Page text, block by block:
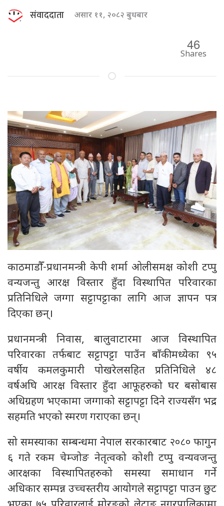
संवाददाता असार ११, २०८२ बुधबार
46
Shares
काठमाडौँ-प्रधानमन्त्री केपी शर्मा ओलीसमक्ष कोशी टप्पु
वन्यजन्तु आरक्ष विस्तार हुँदा विस्थापित परिवारका
प्रतिनिधिले जग्गा सट्टापट्टाका लागि आज ज्ञापन पत्र
दिएका छन्।
प्रधानमन्त्री निवास, बालुवाटारमा आज विस्थापित
परिवारका तर्फबाट सट्टापट्टा पाउँन बाँकीमध्येका ९५
वर्षीय कमलकुमारी पोखरेलसहित प्रतिनिधिले ४८
वर्षअघि आरक्ष विस्तार हुँदा आफूहरुको घर बसोबास
अधिग्रहण भएकामा जग्गाको सट्टापट्टा दिने राज्यसँग भद्र
सहमति भएको स्मरण गराएका छन्।
सो समस्याका सम्बन्धमा नेपाल सरकारबाट २०८० फागुन
६ गते रकम चेम्जोङ नेतृत्वको कोशी टप्पु वन्यवजन्तु
आरक्षका विस्थापितहरुको समस्या समाधान गर्ने
अधिकार सम्पन्न उच्चस्तरीय आयोगले सट्टापट्टा पाउन छुट